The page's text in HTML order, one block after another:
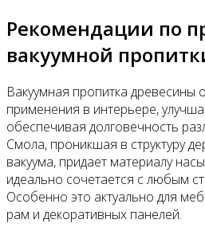
Рекомендации по
вакуумной
Вакуумная пропитка древесины
применения в интерьере,
обеспечивая долговечность
Смола, проникшая в структуру
вакуума, придает материалу
идеально сочетается с любым
Особенно это актуально для
рам и декоративных панелей.